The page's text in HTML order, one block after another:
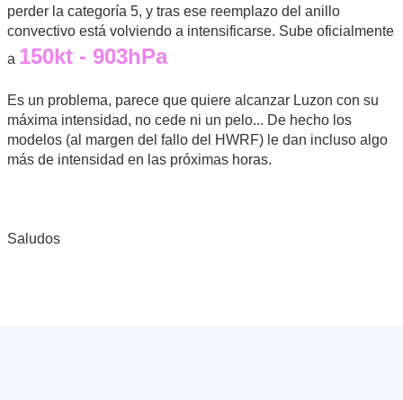
perder la categoría 5, y tras ese reemplazo del anillo
convectivo está volviendo a intensificarse. Sube oficialmente
a 150kt - 903hPa
Es un problema, parece que quiere alcanzar Luzon con su
máxima intensidad, no cede ni un pelo... De hecho los
modelos (al margen del fallo del HWRF) le dan incluso algo
más de intensidad en las próximas horas.
Saludos